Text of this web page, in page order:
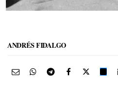
ANDRÉS FIDALGO